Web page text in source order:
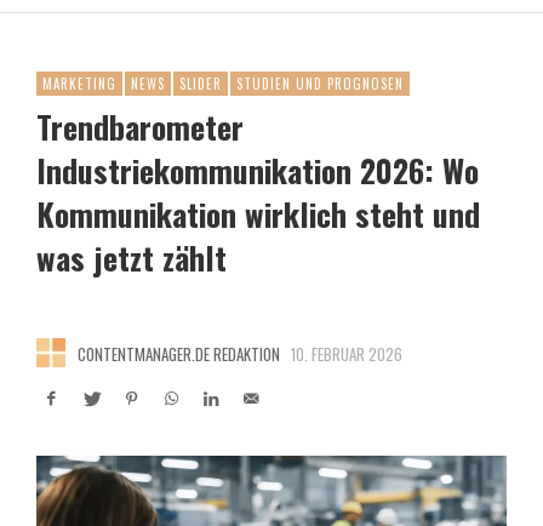
MARKETING NEWS SLIDER STUDIEN UND PROGNOSEN
Trendbarometer
Industriekommunikation 2026: Wo
Kommunikation wirklich steht und
was jetzt zählt
CONTENTMANAGER.DE REDAKTION 10. FEBRUAR 2026